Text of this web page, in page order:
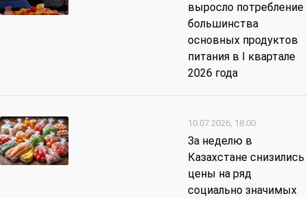
выросло потребление
большинства
основных продуктов
питания в I квартале
2026 года
10.07.2026, 18:00
За неделю в
Казахстане снизились
цены на ряд
социально значимых